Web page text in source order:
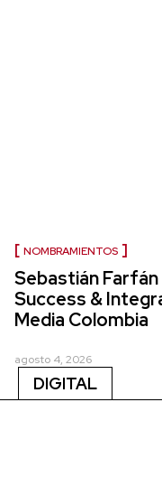
NOMBRAMIENTOS
Sebastián
Success &
Media Colombia
agosto 4, 2026
DIGITAL